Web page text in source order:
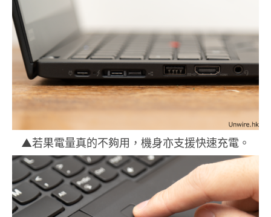
▲若果電量真的不夠用，機身亦支援快速充電。